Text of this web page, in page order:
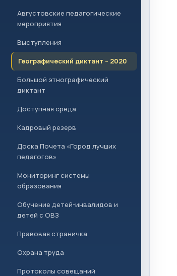
Августовские педагогические
мероприятия
Выступления
Географический диктант – 2020
Большой этнографический
диктант
Доступная среда
Кадровый резерв
Доска Почета «Город лучших
педагогов»
Мониторинг системы
образования
Обучение детей-инвалидов и
детей с ОВЗ
Правовая страничка
Охрана труда
Протоколы совещаний